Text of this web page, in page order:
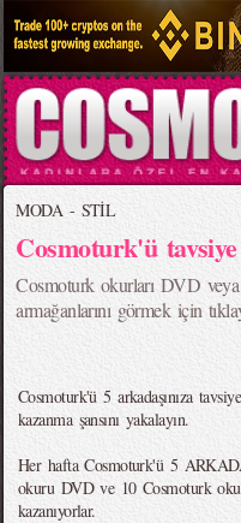
MODA - STİL
Cosmoturk'ü
Cosmoturk okurları DVD
armağanlarını görmek için
Cosmoturk'ü 5 arkadaşınıza
kazanma şansını yakalayın.
Her hafta Cosmoturk'ü 5
okuru DVD ve 10 Cosmoturk
kazanıyorlar.